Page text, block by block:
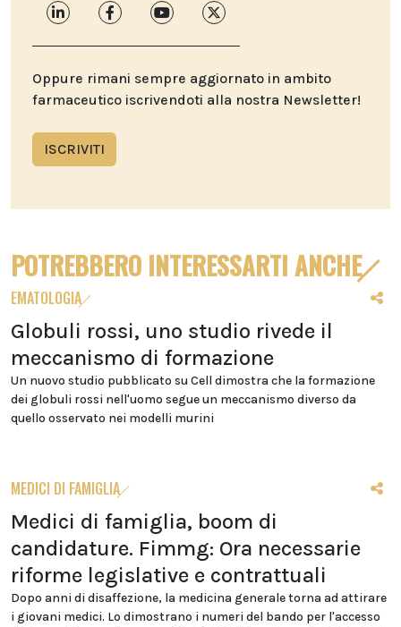
Oppure rimani sempre aggiornato in ambito
farmaceutico iscrivendoti alla nostra Newsletter!
ISCRIVITI
POTREBBERO INTERESSARTI ANCHE
EMATOLOGIA
Globuli rossi, uno studio rivede il
meccanismo di formazione
Un nuovo studio pubblicato su Cell dimostra che la formazione
dei globuli rossi nell'uomo segue un meccanismo diverso da
quello osservato nei modelli murini
MEDICI DI FAMIGLIA
Medici di famiglia, boom di
candidature. Fimmg: Ora necessarie
riforme legislative e contrattuali
Dopo anni di disaffezione, la medicina generale torna ad attirare
i giovani medici. Lo dimostrano i numeri del bando per l'accesso